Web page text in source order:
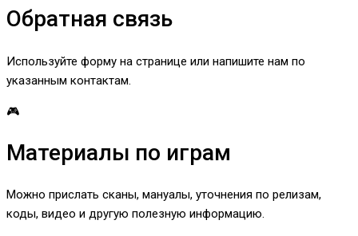
Обратная связь
Используйте форму на странице или напишите нам по
указанным контактам.
🎮
Материалы по играм
Можно прислать сканы, мануалы, уточнения по релизам,
коды, видео и другую полезную информацию.